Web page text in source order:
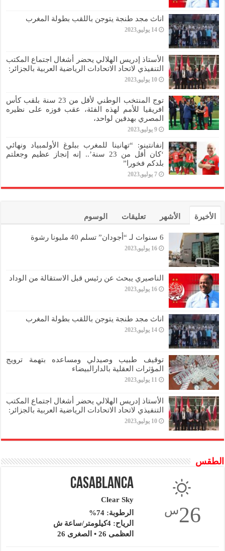
اناث مجد طنجة يتوجن باللقب بطولة المغرب
14 يوليو,2023
الأستاذ إدريس الهلالي يحضر أشغال اجتماع المكتب
التنفيذي لاتحاد الاتحادات الرياضية العربية بالجزائر:
10 يوليو,2023
توج المنتخب الوطني لأقل من 23 سنة بلقب كأس
افريقيا للأمم لهذه الفئة، عقب فوزه على نظيره
المصري بهدفين لواحد،
9 يوليو,2023
إنفانتينو: “تهانينا للمغرب ببلوغ الأولمبياد ونهائي
‘كان أقل من 23 سنة’.. إنه إنجاز عظيم وجعلتم
بلدكم فخورا”
7 يوليو,2023
الأخيرة الأشهر تعليقات الوسوم
6 سنوات لـ “أجودان” تسلم 40 مليونا رشوة
16 يوليو,2023
الناصيري يبحث عن رئيس قبل الاستقالة من الوداد
16 يوليو,2023
اناث مجد طنجة يتوجن باللقب بطولة المغرب
14 يوليو,2023
توقيف طبيب وصيدلي ومساعده بتهمة ترويج
المؤثرات العقلية بالدارالبيضاء
11 يوليو,2023
الأستاذ إدريس الهلالي يحضر أشغال اجتماع المكتب
التنفيذي لاتحاد الاتحادات الرياضية العربية بالجزائر:
10 يوليو,2023
الطقس
26س
Casablanca
Clear Sky
الرطوبة: 74%
الرياح: 4كيلومتر/ساعة ش
العظمى 26 • الصغرى 26